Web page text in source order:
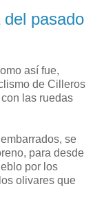
pasado
así fue,
de Cilleros
las ruedas
se
para desde
por los
olivares que